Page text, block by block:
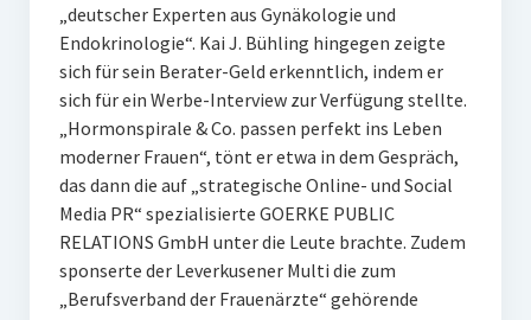
„deutscher Experten aus Gynäkologie und
Endokrinologie“. Kai J. Bühling hingegen zeigte
sich für sein Berater-Geld erkenntlich, indem er
sich für ein Werbe-Interview zur Verfügung stellte.
„Hormonspirale & Co. passen perfekt ins Leben
moderner Frauen“, tönt er etwa in dem Gespräch,
das dann die auf „strategische Online- und Social
Media PR“ spezialisierte GOERKE PUBLIC
RELATIONS GmbH unter die Leute brachte. Zudem
sponserte der Leverkusener Multi die zum
„Berufsverband der Frauenärzte“ gehörende